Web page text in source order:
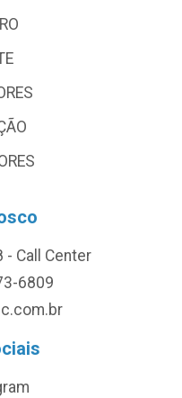
Call Center
6809